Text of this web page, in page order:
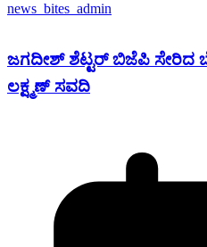
news_bites_admin
ಜಗದೀಶ್ ಶೆಟ್ಟರ್ ಬಿಜೆಪಿ ಸೇರಿದ
ಲಕ್ಷ್ಮಣ್ ಸವದಿ